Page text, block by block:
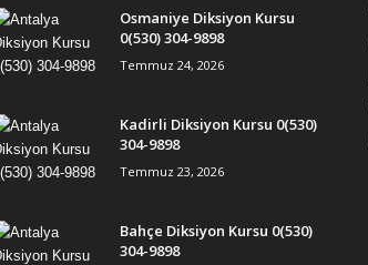
Osmaniye Diksiyon Kursu
0(530) 304-9898
Temmuz 24, 2026
Kadirli Diksiyon Kursu 0(530)
304-9898
Temmuz 23, 2026
Bahçe Diksiyon Kursu 0(530)
304-9898